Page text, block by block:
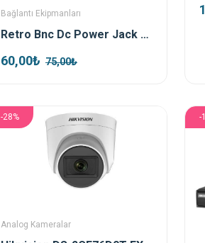
Bağlantı Ekipmanları
Retro Bnc Dc Power Jack Kablolu
60,00₺ 75,00₺
-28%
Analog Kameralar
-